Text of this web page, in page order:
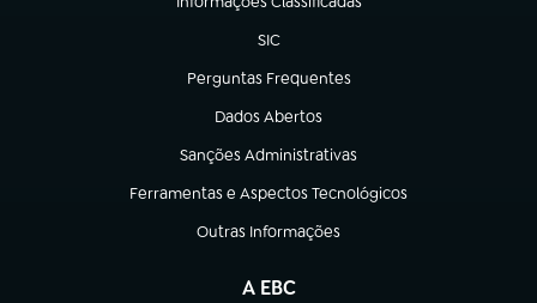
(abre em nova aba)
SIC
(abre em nova aba)
Perguntas Frequentes
(abre em nova aba)
Dados Abertos
(abre em nova aba)
Sanções Administrativas
(abre em nova aba)
Ferramentas e Aspectos Tecnológicos
(abre em nova aba)
Outras Informações
(abre em nova aba)
A EBC